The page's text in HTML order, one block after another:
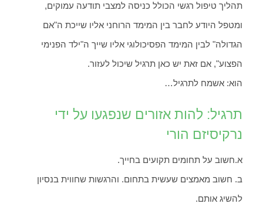
תהליך טיפול רגשי הכולל כניסה למצבי תודעה עמוקים,
ומטפל היודע לחבר בין המימד הרוחני אליו שייכת ה"אם
הגדולה" לבין המימד הפסיכולוגי אליו שייך ה"ילד הפנימי
הפצוע", אם זאת יש כאן תרגיל שיכול לעזור.
הוא: אשמח לתרגיל…
תרגיל: להות אזורים שנפגעו על ידי
נרקיסיזם הורי
א.חשוב על תחומים תקועים בחייך.
ב. חשוב מאמצים שעשית בתחום. והרגשות שחווית בנסיון
להשיג אותם.